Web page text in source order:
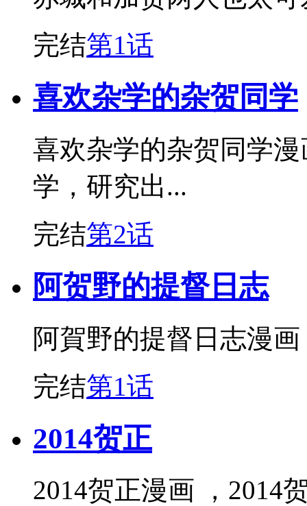
完结第1话
喜欢杂学的杂贺同学
喜欢杂学的杂贺同学
学，研究出...
完结第2话
阿贺野的提督日志
阿賀野的提督日志漫画
完结第1话
2014贺正
2014贺正漫画 ，2014